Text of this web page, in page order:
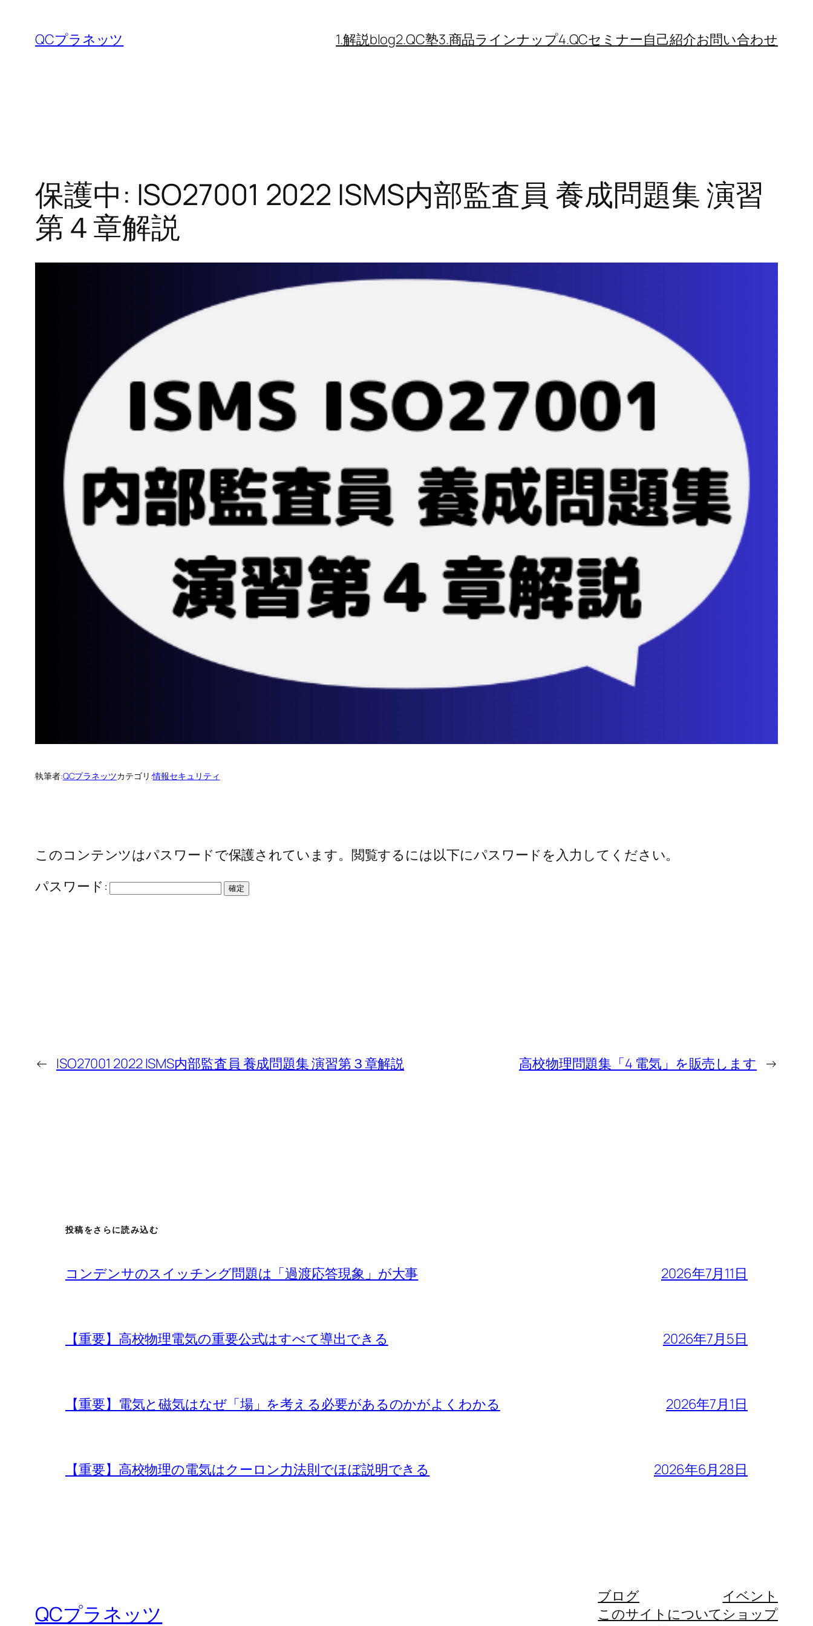
QCプラネッツ 1.解説blog2.QC塾3.商品ラインナップ4.QCセミナー自己紹介お問い合わせ
保護中: ISO27001 2022 ISMS内部監査員 養成問題集 演習
第４章解説
執筆者:QCプラネッツカテゴリ:情報セキュリティ
このコンテンツはパスワードで保護されています。閲覧するには以下にパスワードを入力してください。
パスワード:
← ISO27001 2022 ISMS内部監査員 養成問題集 演習第３章解説 高校物理問題集「4 電気」を販売します →
投稿をさらに読み込む
コンデンサのスイッチング問題は「過渡応答現象」が大事 2026年7月11日
【重要】高校物理電気の重要公式はすべて導出できる 2026年7月5日
【重要】電気と磁気はなぜ「場」を考える必要があるのかがよくわかる 2026年7月1日
【重要】高校物理の電気はクーロン力法則でほぼ説明できる 2026年6月28日
QCプラネッツ
ブログ
このサイトについて
イベント
ショップ